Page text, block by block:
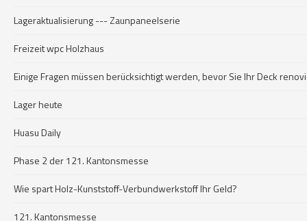
Lageraktualisierung --- Zaunpaneelserie
Freizeit wpc Holzhaus
Einige Fragen müssen berücksichtigt werden, bevor Sie Ihr Deck
Lager heute
Huasu Daily
Phase 2 der 121. Kantonsmesse
Wie spart Holz-Kunststoff-Verbundwerkstoff Ihr Geld?
121. Kantonsmesse